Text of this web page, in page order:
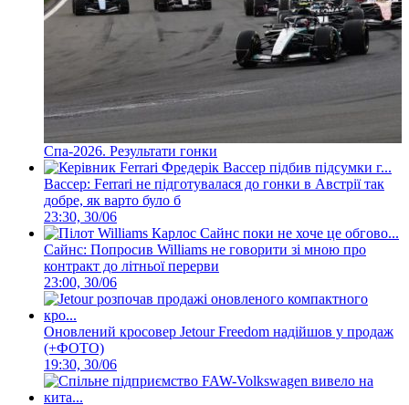
Спа-2026. Результати гонки
Вассер: Ferrari не підготувалася до гонки в Австрії так
добре, як варто було б
23:30, 30/06
Сайнс: Попросив Williams не говорити зі мною про
контракт до літньої перерви
23:00, 30/06
Оновлений кросовер Jetour Freedom надійшов у продаж
(+ФОТО)
19:30, 30/06